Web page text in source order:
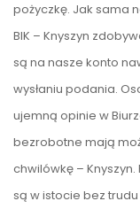
pożyczkę. Jak sama
BIK – Knyszyn
są na nasze konto
wysłaniu podania.
ujemną opinie w
bezrobotne mają
chwilówkę –
są w istocie bez